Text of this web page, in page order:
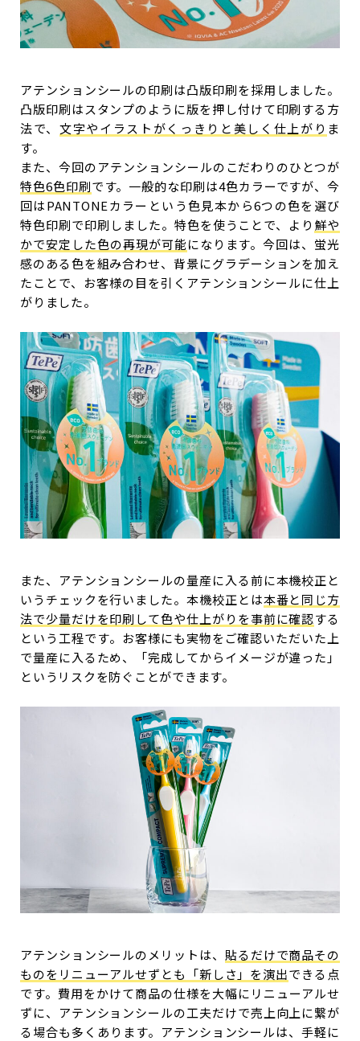
アテンションシールの印刷は凸版印刷を採用しました。
凸版印刷はスタンプのように版を押し付けて印刷する方
法で、 文字やイラストがくっきりと美しく仕上がり ま
す。
また、今回のアテンションシールのこだわりのひとつが
特色6色印刷です。一般的な印刷は4色カラーですが、今
回はPANTONEカラーという色見本から6つの色を選び
特色印刷で印刷しました。特色を使うことで、より 鮮や
かで安定した色の再現が可能になります。今回は、蛍光
感のある色を組み合わせ、背景にグラデーションを加え
たことで、お客様の目を引くアテンションシールに仕上
がりました。
また、アテンションシールの量産に入る前に本機校正と
いうチェックを行いました。本機校正とは本番と同じ方
法で少量だけを印刷して色や仕上がりを事前に確認する
という工程です。お客様にも実物をご確認いただいた上
で量産に入るため、「完成してからイメージが違った」
というリスクを防ぐことができます。
アテンションシールのメリットは、 貼るだけで商品その
ものをリニューアルせずとも「新しさ」を演出できる点
です。費用をかけて商品の仕様を大幅にリニューアルせ
ずに、アテンションシールの工夫だけで売上向上に繋が
る場合も多くあります。アテンションシールは、手軽に